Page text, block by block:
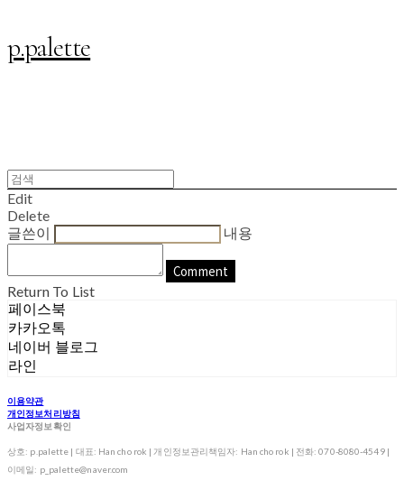
p.palette
Edit
Delete
글쓴이
내용
Comment
Return To List
페이스북
카카오톡
네이버 블로그
라인
이용약관
개인정보처리방침
사업자정보확인
상호: p.palette | 대표: Han cho rok | 개인정보관리책임자: Han cho rok | 전화: 070-8080-4549 |
이메일: p_palette@naver.com